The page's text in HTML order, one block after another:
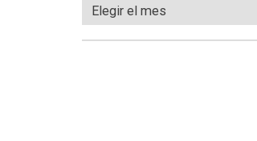
Elegir el mes